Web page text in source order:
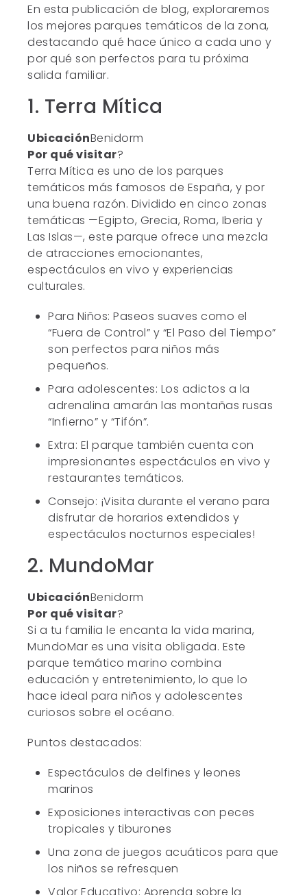
En esta publicación de blog, exploraremos
los mejores parques temáticos de la zona,
destacando qué hace único a cada uno y
por qué son perfectos para tu próxima
salida familiar.
1. Terra Mítica
UbicaciónBenidorm
Por qué visitar?
Terra Mítica es uno de los parques
temáticos más famosos de España, y por
una buena razón. Dividido en cinco zonas
temáticas —Egipto, Grecia, Roma, Iberia y
Las Islas—, este parque ofrece una mezcla
de atracciones emocionantes,
espectáculos en vivo y experiencias
culturales.
Para Niños: Paseos suaves como el
“Fuera de Control” y “El Paso del Tiempo”
son perfectos para niños más
pequeños.
Para adolescentes: Los adictos a la
adrenalina amarán las montañas rusas
“Infierno” y “Tifón”.
Extra: El parque también cuenta con
impresionantes espectáculos en vivo y
restaurantes temáticos.
Consejo: ¡Visita durante el verano para
disfrutar de horarios extendidos y
espectáculos nocturnos especiales!
2. MundoMar
UbicaciónBenidorm
Por qué visitar?
Si a tu familia le encanta la vida marina,
MundoMar es una visita obligada. Este
parque temático marino combina
educación y entretenimiento, lo que lo
hace ideal para niños y adolescentes
curiosos sobre el océano.
Puntos destacados:
Espectáculos de delfines y leones
marinos
Exposiciones interactivas con peces
tropicales y tiburones
Una zona de juegos acuáticos para que
los niños se refresquen
Valor Educativo: Aprenda sobre la